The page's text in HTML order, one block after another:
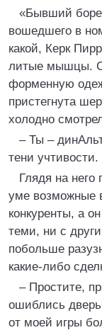
«Бывший
вошедшего в
какой, Керк
литые мышцы.
форменную
пристегнута
холодно
– Ты –
тени
Глядя на него
уме возможные
конкуренты, а
теми, ни с
побольше
какие-либо
– Простите,
ошиблись
от моей игры